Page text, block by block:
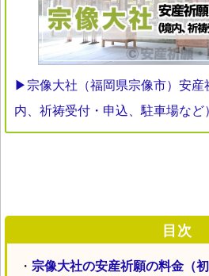
▶宗像大社（福岡県宗像市）安産
内、祈祷受付・申込、駐車場など
目次
・ 宗像大社の安産祈願の料金（